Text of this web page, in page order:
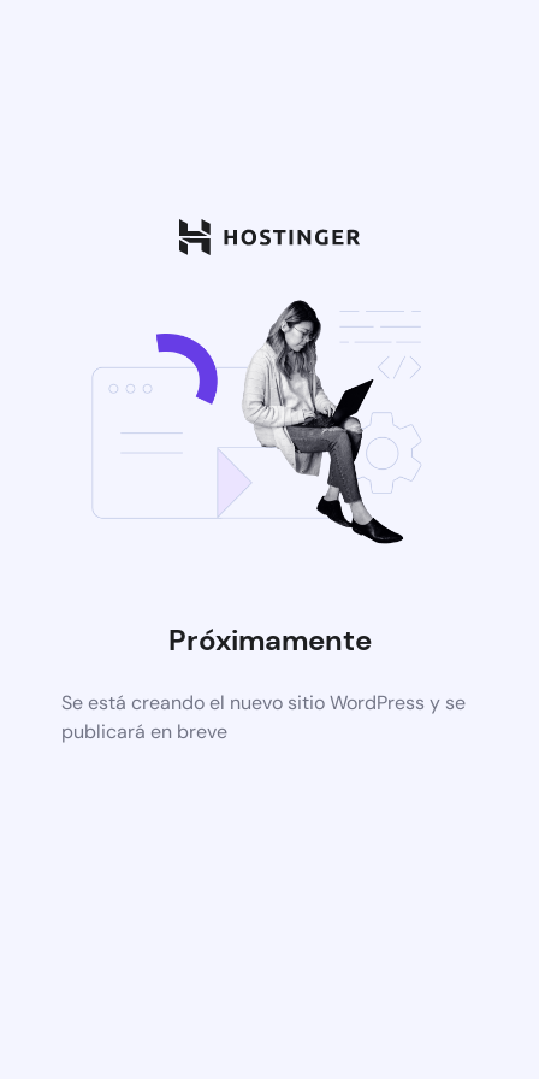
Próximamente
Se está creando el nuevo sitio WordPress y se
publicará en breve